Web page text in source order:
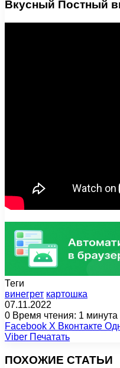
Вкусный Постный
Теги
винегрет картошка
07.11.2022
0 Время чтения: 1 минута
Facebook X Вконтакте
Viber Печатать
ПОХОЖИЕ СТАТЬИ